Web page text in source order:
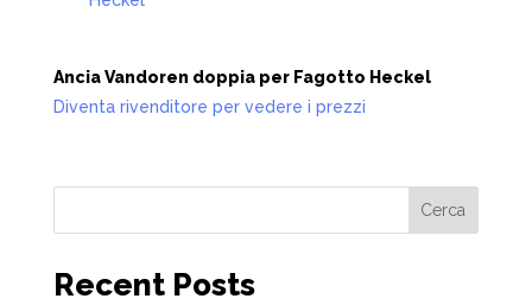
Ancia Vandoren doppia per Fagotto Heckel
Diventa rivenditore per vedere i prezzi
Cerca
Recent Posts